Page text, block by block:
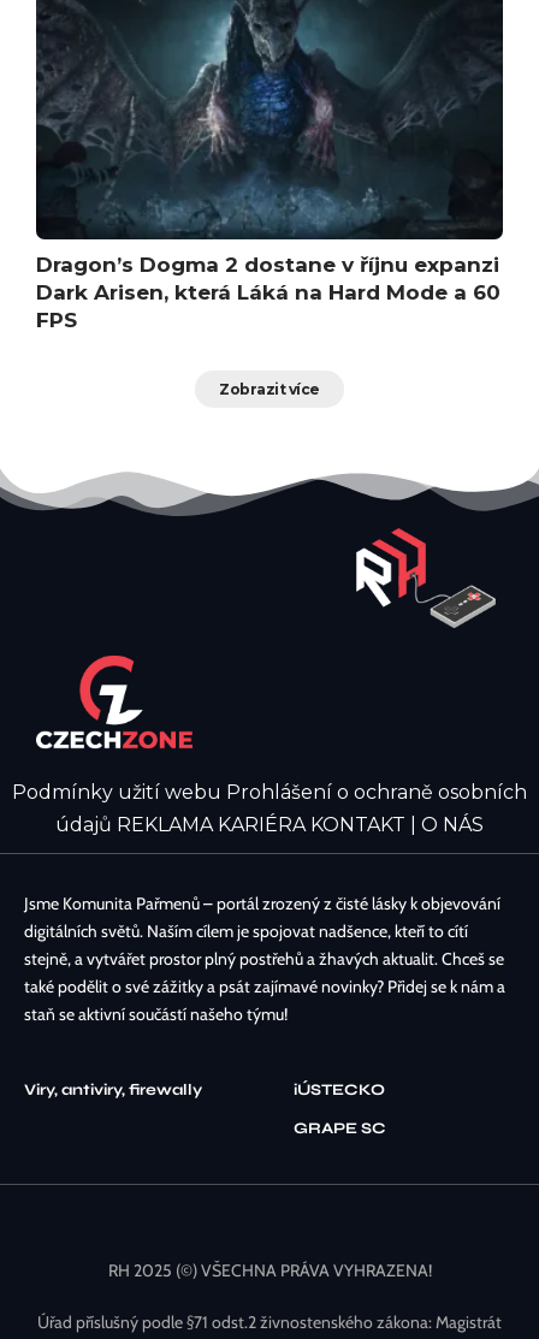
Dragon’s Dogma 2 dostane v říjnu expanzi
Dark Arisen, která Láká na Hard Mode a 60
FPS
Zobrazit více
Podmínky užití webu Prohlášení o ochraně osobních
údajů REKLAMA KARIÉRA KONTAKT | O NÁS
Jsme Komunita Pařmenů – portál zrozený z čisté lásky k objevování
digitálních světů. Naším cílem je spojovat nadšence, kteří to cítí
stejně, a vytvářet prostor plný postřehů a žhavých aktualit. Chceš se
také podělit o své zážitky a psát zajímavé novinky? Přidej se k nám a
staň se aktivní součástí našeho týmu!
Viry, antiviry, firewally
iÚSTECKO
GRAPE SC
RH 2025 (©) VŠECHNA PRÁVA VYHRAZENA!
Úřad příslušný podle §71 odst.2 živnostenského zákona: Magistrát